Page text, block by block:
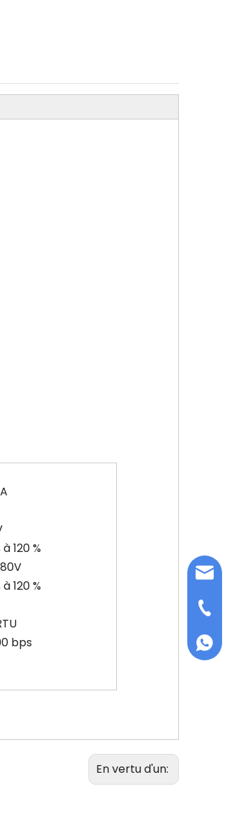
120 %
120 %
bps
En vertu d'un:
+86-
+86